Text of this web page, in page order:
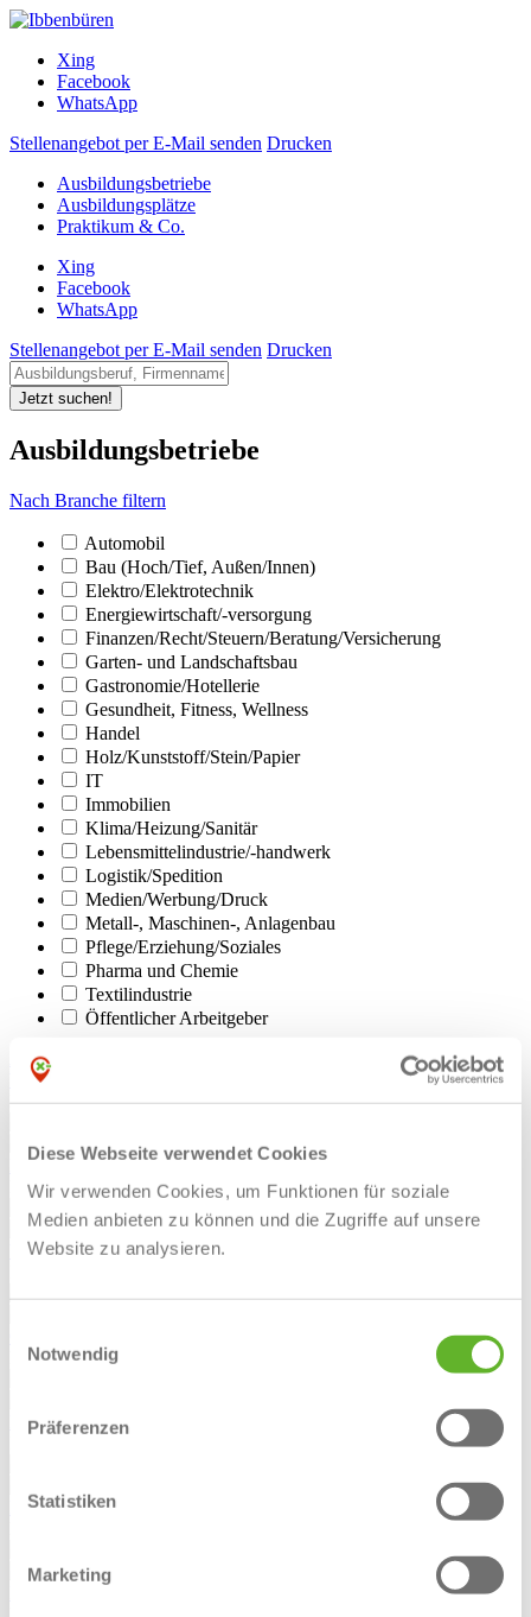
Diese Webseite verwendet Cookies
Wir verwenden Cookies, um Funktionen für soziale
Medien anbieten zu können und die Zugriffe auf unsere
Website zu analysieren.
Notwendig
Präferenzen
Statistiken
Marketing
Xing
Facebook
WhatsApp
Stellenangebot per E-Mail senden Drucken
Ausbildungsbetriebe
Ausbildungsplätze
Praktikum & Co.
Xing
Facebook
WhatsApp
Stellenangebot per E-Mail senden Drucken
Jetzt suchen!
Ausbildungsbetriebe
Nach Branche filtern
Automobil
Bau (Hoch/­Tief, Außen/­Innen)
Elektro/­Elektrotechnik
Energiewirtschaft/­-versorgung
Finanzen/­Recht/­Steuern/­Beratung/­Versicherung
Garten- und Landschaftsbau
Gastronomie/­Hotellerie
Gesundheit, Fitness, Wellness
Handel
Holz/­Kunststoff/­Stein/­Papier
IT
Immobilien
Klima/­Heizung/­Sanitär
Lebensmittelindustrie/­-handwerk
Logistik/­Spedition
Medien/­Werbung/­Druck
Metall-, Maschinen-, Anlagenbau
Pflege/­Erziehung/­Soziales
Pharma und Chemie
Textilindustrie
Öffentlicher Arbeitgeber
Alphabetisch sortieren
bmu & bmm
Hörstel
BÖRGEL GmbH & Co. KG
Ibbenbüren
Arbeitgeberprofil
bps software GmbH & Co. KG
Ibbenbüren
KFO Lippold
Kinderland gGmbH